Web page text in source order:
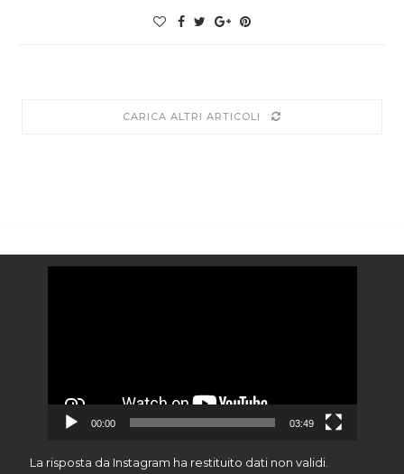
CARICA ALTRI ARTICOLI
00:00 03:49
La risposta da Instagram ha restituito dati non validi.